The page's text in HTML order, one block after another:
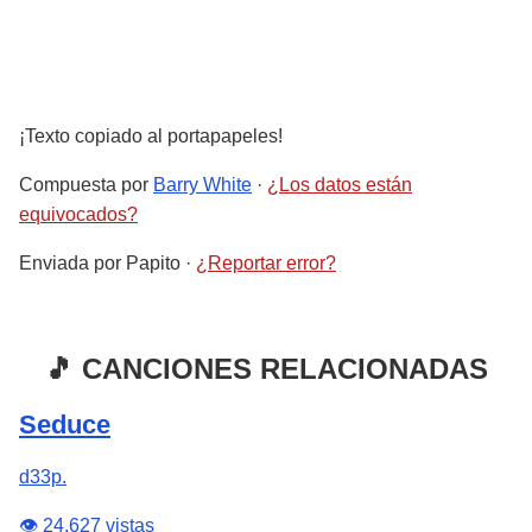
¡Texto copiado al portapapeles!
Compuesta por Barry White · ¿Los datos están
equivocados?
Enviada por Papito · ¿Reportar error?
🎵 CANCIONES RELACIONADAS
Seduce
d33p.
👁️ 24,627 vistas